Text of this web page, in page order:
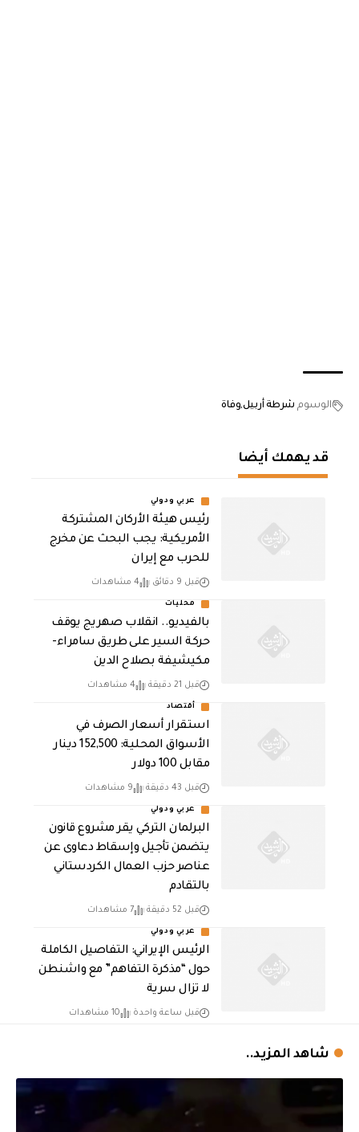
الوسوم شرطة أربيلوفاة
قد يهمك أيضا
عربي ودولي
رئيس هيئة الأركان المشتركة
الأمريكية: يجب البحث عن مخرج
للحرب مع إيران
قبل 9 دقائق 4 مشاهدات
محليات
بالفيديو.. انقلاب صهريج يوقف
حركة السير على طريق سامراء-
مكيشيفة بصلاح الدين
قبل 21 دقيقة 4 مشاهدات
أقتصاد
استقرار أسعار الصرف في
الأسواق المحلية: 152,500 دينار
مقابل 100 دولار
قبل 43 دقيقة 9 مشاهدات
عربي ودولي
البرلمان التركي يقر مشروع قانون
يتضمن تأجيل وإسقاط دعاوى عن
عناصر حزب العمال الكردستاني
بالتقادم
قبل 52 دقيقة 7 مشاهدات
عربي ودولي
الرئيس الإيراني: التفاصيل الكاملة
حول “مذكرة التفاهم” مع واشنطن
لا تزال سرية
قبل ساعة واحدة 10 مشاهدات
شاهد المزيد..